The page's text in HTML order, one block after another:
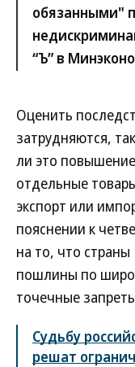
обязанными"
“Ъ” в
Оценить
затрудняются,
ли это
отдельные
экспорт или
пояснении к
на то, что
пошлины по
точечные
Судьбу
решат